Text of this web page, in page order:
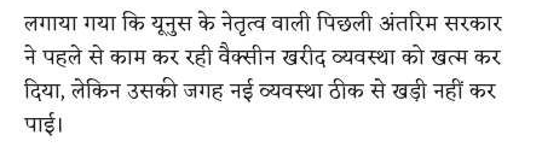
लगाया गया कि यूनुस के नेतृत्व वाली पिछली अंतरिम सरकार
ने पहले से काम कर रही वैक्सीन खरीद व्यवस्था को खत्म कर
दिया, लेकिन उसकी जगह नई व्यवस्था ठीक से खड़ी नहीं कर
पाई।